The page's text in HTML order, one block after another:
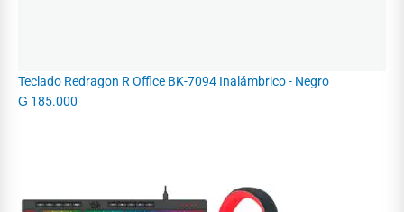
Teclado Redragon R Office BK-7094 Inalámbrico - Negro
₲ 185.000